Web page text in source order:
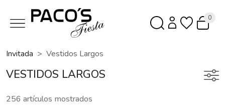
0
Invitada Vestidos Largos
VESTIDOS LARGOS
256 artículos mostrados